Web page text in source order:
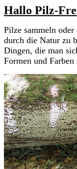
Hallo Pilz-
Pilze sammeln
durch die Natur zu
Dingen, die man
Formen und